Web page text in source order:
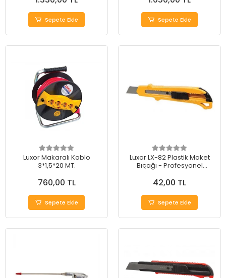
Sepete Ekle Sepete Ekle
Luxor Makaralı Kablo
3*1,5*20 MT.
760,00 TL
Sepete Ekle
Luxor LX-82 Plastik Maket
Bıçağı - Profesyonel
42,00 TL
Sepete Ekle